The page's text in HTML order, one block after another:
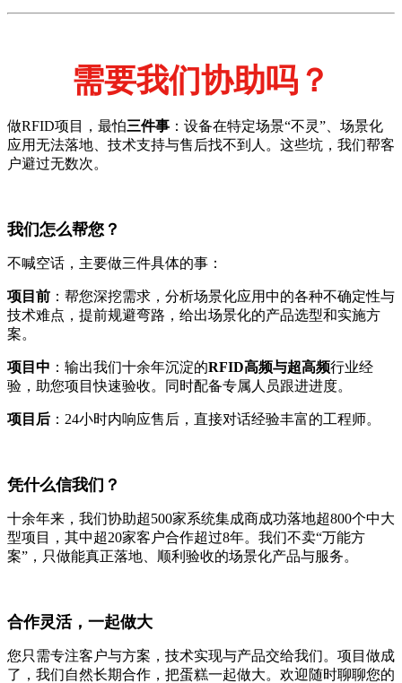
需要我们协助吗？
做RFID项目，最怕三件事 ：设备在特定场景“不灵”、场景化
应用无法落地、技术支持与售后找不到人。这些坑，我们帮客
户避过无数次。
我们怎么帮您？
不喊空话，主要做三件具体的事：
项目前 ：帮您深挖需求，分析场景化应用中的各种不确定性与
技术难点，提前规避弯路，给出场景化的产品选型和实施方
案。
项目中 ：输出我们十余年沉淀的RFID高频与超高频行业经
验，助您项目快速验收。同时配备专属人员跟进进度。
项目后 ：24小时内响应售后，直接对话经验丰富的工程师。
凭什么信我们？
十余年来，我们协助超500家系统集成商成功落地超800个中大
型项目，其中超20家客户合作超过8年。我们不卖“万能方
案”，只做能真正落地、顺利验收的场景化产品与服务。
合作灵活，一起做大
您只需专注客户与方案，技术实现与产品交给我们。项目做成
了，我们自然长期合作，把蛋糕一起做大。欢迎随时聊聊您的